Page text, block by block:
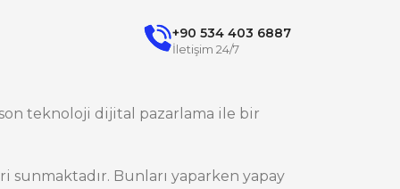
+90 534 403 6887
İletişim 24/7
teknoloji dijital pazarlama ile bir
Bunları yaparken yapay